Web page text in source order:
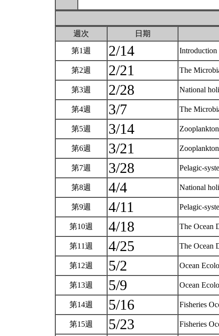
週次 日期
第1週 2/14
第2週 2/21 The
第3週 2/28 National
第4週 3/7 The
第5週 3/14
第6週 3/21
第7週 3/28 Pelagic-
第8週 4/4 National
第9週 4/11 Pelagic-
第10週 4/18 The Ocean
第11週 4/25 The Ocean
第12週 5/2 Ocean
第13週 5/9 Ocean
第14週 5/16 Fisheries
第15週 5/23 Fisheries